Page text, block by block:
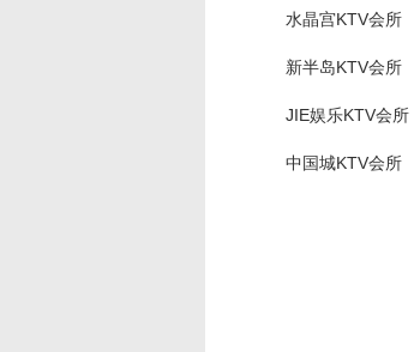
水晶宫KTV会所
新半岛KTV会所
JIE娱乐KTV会所
中国城KTV会所